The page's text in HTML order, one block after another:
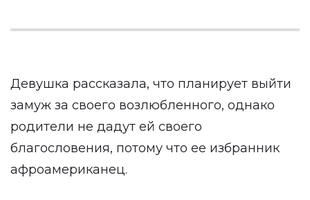
Девушка рассказала, что планирует выйти
замуж за своего возлюбленного, однако
родители не дадут ей своего
благословения, потому что ее избранник
афроамериканец.